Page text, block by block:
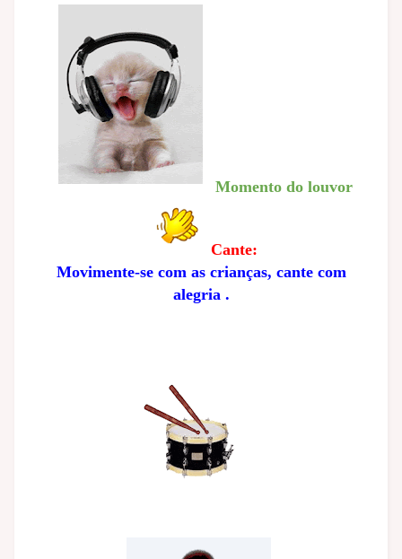
Momento do louvor
Cante:
Movimente-se com as crianças, cante com
alegria .